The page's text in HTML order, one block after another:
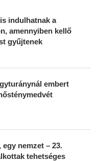
indulhatnak a
amennyiben kellő
gyűjtenek
embert
egy nemzet – 23.
tehetséges